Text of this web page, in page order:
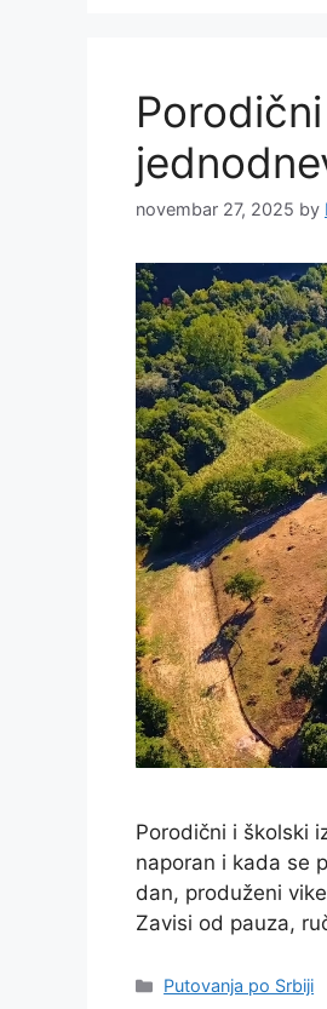
novembar 27, 2025 by
Porodični i školski
naporan i kada se
dan, produženi
Zavisi od pauza,
Categories
Putovanja po Srbiji